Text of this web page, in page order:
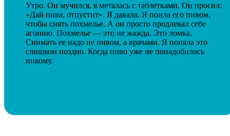
Утро. Он мучился, я металась с таблетками. Он просил:
«Дай пива, отпустит». Я давала. Я поила его пивом,
чтобы снять похмелье. А он просто продлевал себе
агонию. Похмелье — это не жажда. Это ломка.
Снимать ее надо не пивом, а врачами. Я поняла это
слишком поздно. Когда пиво уже не понадобилось
никому.